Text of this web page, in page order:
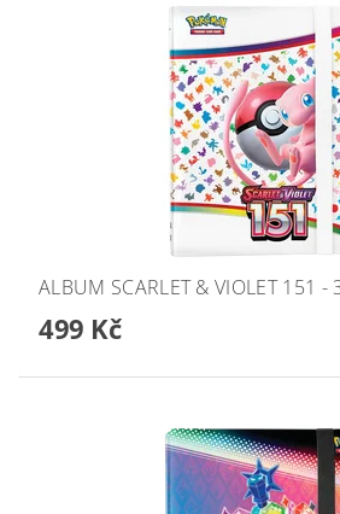
ALBUM SCARLET & VIOLET 151 -
499 Kč